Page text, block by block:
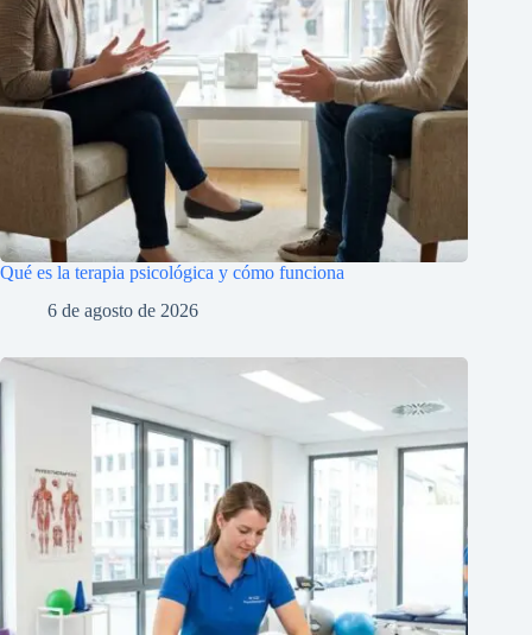
Qué es la terapia psicológica y cómo funciona
6 de agosto de 2026